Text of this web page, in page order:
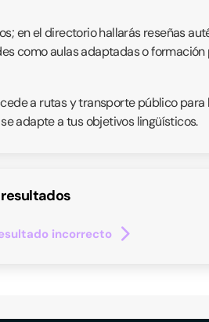
en el directorio hallarás reseñas
como aulas adaptadas o
a rutas y transporte público
adapte a tus objetivos lingüísticos.
incorrecto